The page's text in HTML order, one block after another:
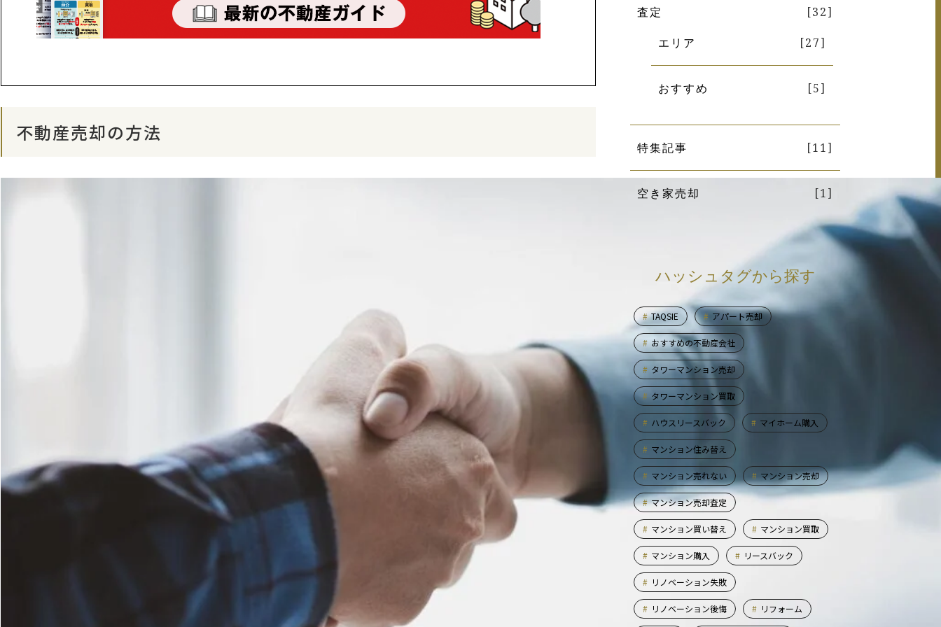
不動産売却の方法
査定
[32]
エリア
[27]
おすすめ [5]
特集記事 [11]
空き家売却 [1]
ハッシュタグから探す
TAQSIE アパート売却
おすすめの不動産会社
タワーマンション売却
タワーマンション買取
ハウスリースバック マイホーム購入
マンション住み替え
マンション売れない マンション売却
マンション売却査定
マンション買い替え マンション買取
マンション購入 リースバック
リノベーション失敗
リノベーション後悔 リフォーム